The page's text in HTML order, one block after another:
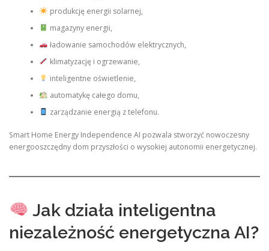
produkcję energii solarnej,
magazyny energii,
ładowanie samochodów elektrycznych,
klimatyzację i ogrzewanie,
inteligentne oświetlenie,
automatykę całego domu,
zarządzanie energią z telefonu.
Smart Home Energy Independence AI pozwala stworzyć nowoczesny
energooszczędny dom przyszłości o wysokiej autonomii energetycznej.
Jak działa inteligentna
niezależność energetyczna AI?